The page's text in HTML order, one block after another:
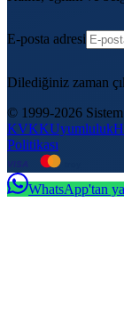
E-posta adresi
Dilediğiniz zaman
© 1999-2026 Sistem
KVKKUyumluluk
Politikası
WhatsApp'tan